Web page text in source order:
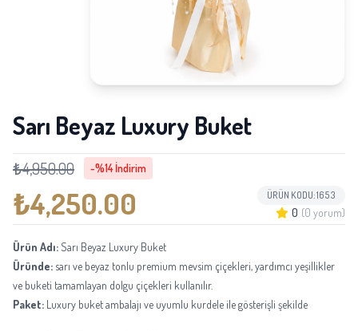
Sarı Beyaz Luxury Buket
₺4,950.00 -%14 İndirim
₺4,250.00 ÜRÜN KODU: 1653
0 (0 yorum)
Ürün Adı: Sarı Beyaz Luxury Buket
Üründe: sarı ve beyaz tonlu premium mevsim çiçekleri, yardımcı yeşillikler
ve buketi tamamlayan dolgu çiçekleri kullanılır.
Paket: Luxury buket ambalajı ve uyumlu kurdele ile gösterişli şekilde